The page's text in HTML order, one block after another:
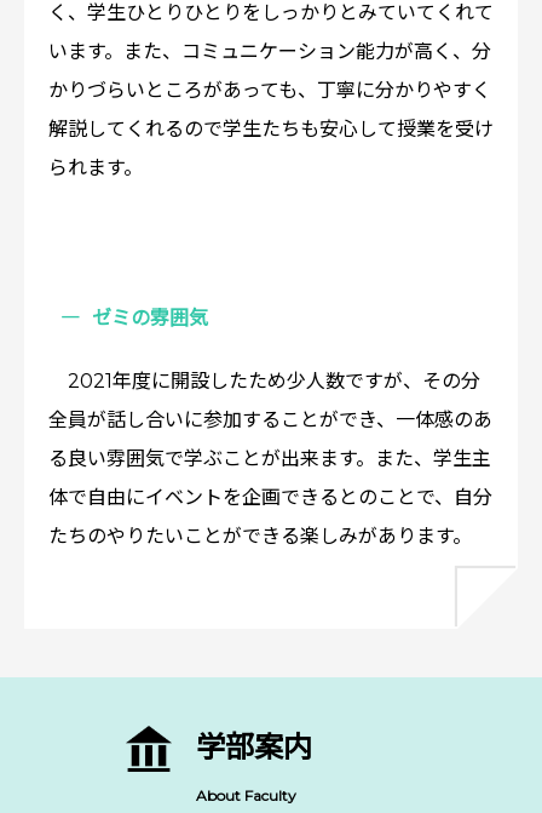
く、学生ひとりひとりをしっかりとみていてくれて
います。また、コミュニケーション能力が高く、分
かりづらいところがあっても、丁寧に分かりやすく
解説してくれるので学生たちも安心して授業を受け
られます。
ゼミの雰囲気
2021年度に開設したため少人数ですが、その分
全員が話し合いに参加することができ、一体感のあ
る良い雰囲気で学ぶことが出来ます。また、学生主
体で自由にイベントを企画できるとのことで、自分
たちのやりたいことができる楽しみがあります。
学部案内
About Faculty